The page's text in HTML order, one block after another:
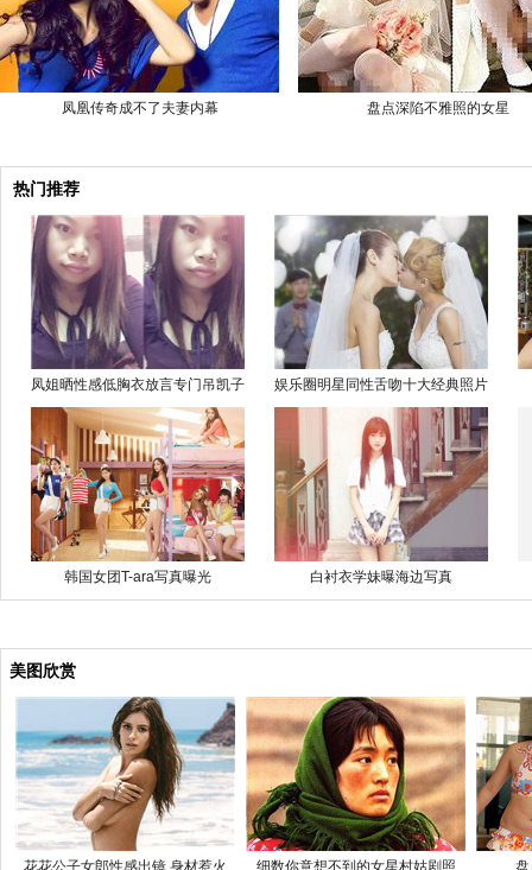
凤凰传奇成不了夫妻内幕 盘点深陷不雅照的女星
热门推荐
凤姐晒性感低胸衣放言专门吊凯子 娱乐圈明星同性舌吻十大经典照片
韩国女团T-ara写真曝光 白衬衣学妹曝海边写真
美图欣赏
花花公子女郎性感出镜 身材惹火 细数你意想不到的女星村姑剧照